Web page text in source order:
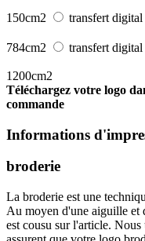
150cm2 transfert digital
784cm2 transfert digital
1200cm2
Téléchargez votre logo
commande
Informations
broderie
La broderie est une
Au moyen d'une aiguille et
est cousu sur l'article.